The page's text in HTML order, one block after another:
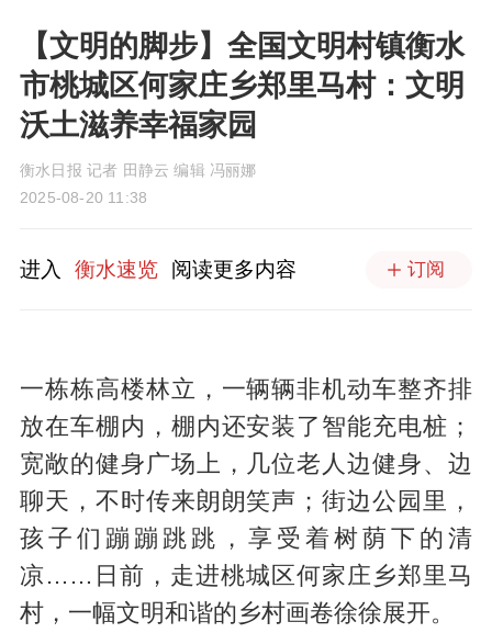
【文明的脚步】全国文明村镇衡水
市桃城区何家庄乡郑里马村：文明
沃土滋养幸福家园
衡水日报 记者 田静云 编辑 冯丽娜
2025-08-20 11:38
进入 衡水速览 阅读更多内容 订阅
一栋栋高楼林立，一辆辆非机动车整齐排
放在车棚内，棚内还安装了智能充电桩；
宽敞的健身广场上，几位老人边健身、边
聊天，不时传来朗朗笑声；街边公园里，
孩子们蹦蹦跳跳，享受着树荫下的清
凉……日前，走进桃城区何家庄乡郑里马
村，一幅文明和谐的乡村画卷徐徐展开。